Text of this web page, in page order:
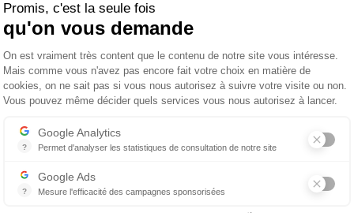
Promis, c'est la seule fois
qu'on vous demande
Plateforme de Gestion du
On est vraiment très content que le contenu de notre site vous intéresse.
Mais comme vous n'avez pas encore fait votre choix en matière de
cookies, on ne sait pas si vous nous autorisez à suivre votre visite ou non.
Vous pouvez même décider quels services vous nous autorisez à lancer.
?
Google Analytics
Permet d'analyser les statistiques de consultation de notre site
?
Google Ads
Mesure l'efficacité des campagnes sponsorisées